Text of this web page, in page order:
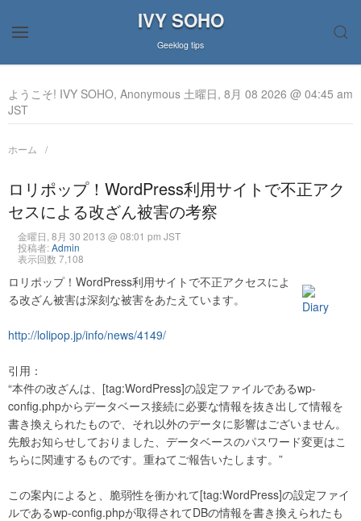
IVY SOHO
Geeklog tips
ようこそ! IVY SOHO, Anonymous 土曜日, 8月 08 2026 @ 04:45 am
JST
ホーム
ロリポップ！WordPress利用サイトで不正アク
セスによる改ざん被害の考察
金曜日, 8月 30 2013 @ 08:01 pm JST
投稿者:Admin
表示回数 7,108
ロリポップ！WordPress利用サイトで不正アクセスによ
る改ざん被害は深刻な被害をあたえています。
http://lolipop.jp/info/news/4149/
引用：
“本件の改ざんは、[tag:WordPress]の設定ファイルであるwp-
config.phpからデータベース接続に必要な情報を抜き出して情報を
書き換えられたもので、それ以外のデータに影響はございません。
先般お知らせしておりました、データベースのパスワード変更はこ
ちらに関連するものです。重ねてご報告いたします。”
この案内によると、脆弱性を衝かれて[tag:WordPress]の設定ファイ
ルであるwp-config.phpが取得されてDBの情報を書き換えられたも